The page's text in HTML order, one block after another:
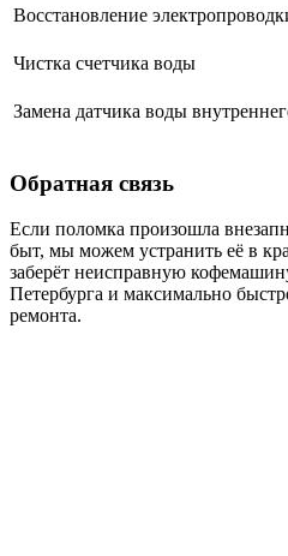
Восстановление
Чистка счетчика воды
Замена датчика воды
Обратная связь
Если поломка произошла
быт, мы можем устранить её в
заберёт неисправную
Петербурга и максимально
ремонта.